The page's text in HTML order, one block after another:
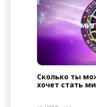
Сколько ты
хочет стать